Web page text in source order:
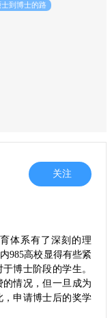
士到博士的路
关注
体系有了深刻的理
985高校显得有些紧
博士阶段的学生。
情况，但一旦成为
申请博士后的奖学